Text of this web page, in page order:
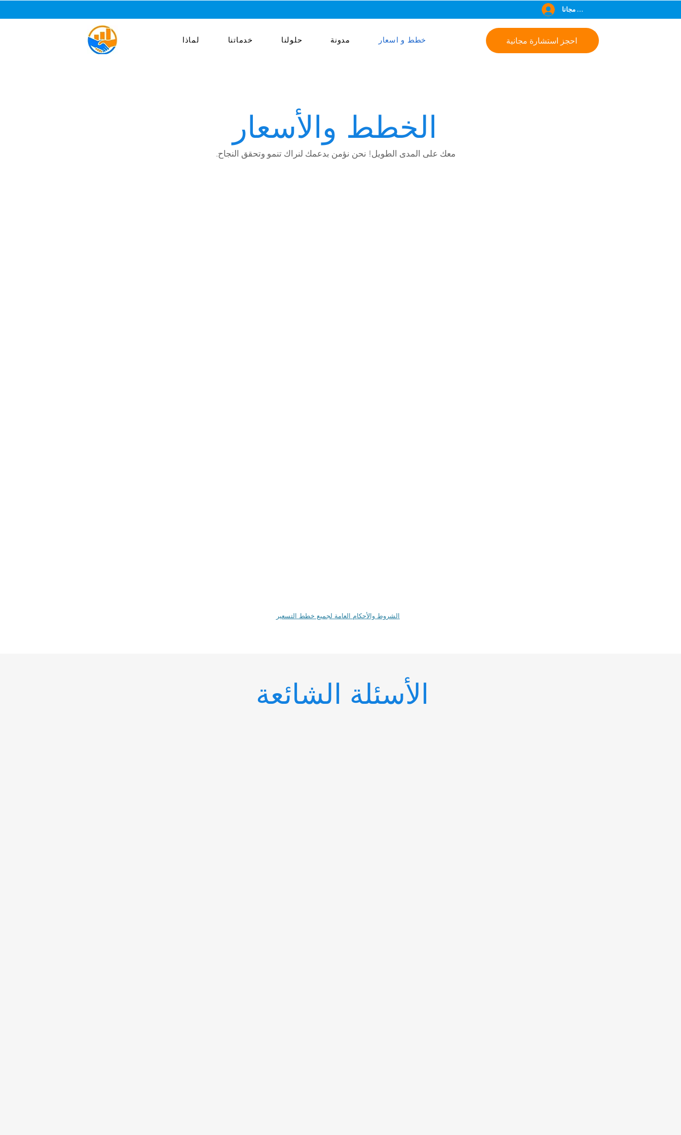
انضم مجانا
احجز استشارة مجانية لماذا خدماتنا حلولنا مدونة خطط و اسعار
الخطط والأسعار
معك على المدى الطويل! نحن نؤمن بدعمك لنراك تنمو وتحقق النجاح.
الشروط والأحكام العامة لجميع خطط التسعير